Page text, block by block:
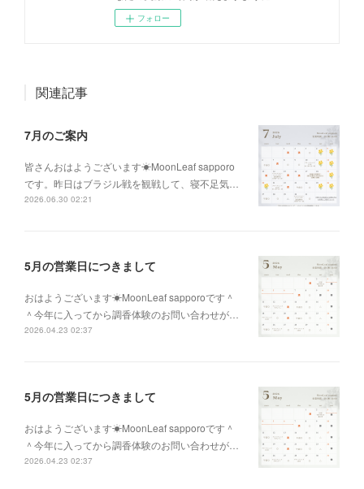
フォロー
関連記事
7月のご案内
皆さんおはようございます☀MoonLeaf sapporo
です。昨日はブラジル戦を観戦して、寝不足気…
2026.06.30 02:21
5月の営業日につきまして
おはようございます☀MoonLeaf sapporoです＾
＾今年に入ってから調香体験のお問い合わせが…
2026.04.23 02:37
5月の営業日につきまして
おはようございます☀MoonLeaf sapporoです＾
＾今年に入ってから調香体験のお問い合わせが…
2026.04.23 02:37